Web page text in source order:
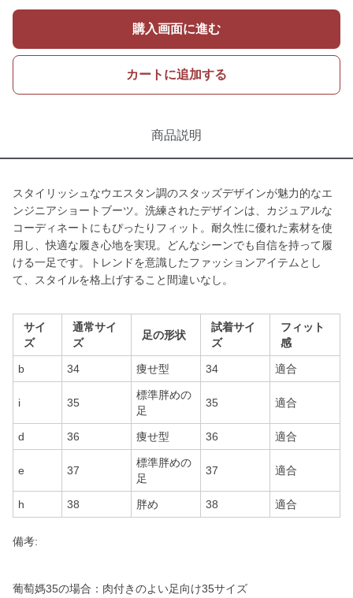
購入画面に進む
カートに追加する
商品説明
スタイリッシュなウエスタン調のスタッズデザインが魅力的なエ
ンジニアショートブーツ。洗練されたデザインは、カジュアルな
コーディネートにもぴったりフィット。耐久性に優れた素材を使
用し、快適な履き心地を実現。どんなシーンでも自信を持って履
ける一足です。トレンドを意識したファッションアイテムとし
て、スタイルを格上げすること間違いなし。
サイ
ズ
通常サイ
ズ
足の形状
試着サイ
ズ
フィット
感
b 34 痩せ型 34 適合
i 35
標準胖めの
足
35 適合
d 36 痩せ型 36 適合
e 37
標準胖めの
足
37 適合
h 38 胖め 38 適合
備考:
葡萄媽35の場合：肉付きのよい足向け35サイズ